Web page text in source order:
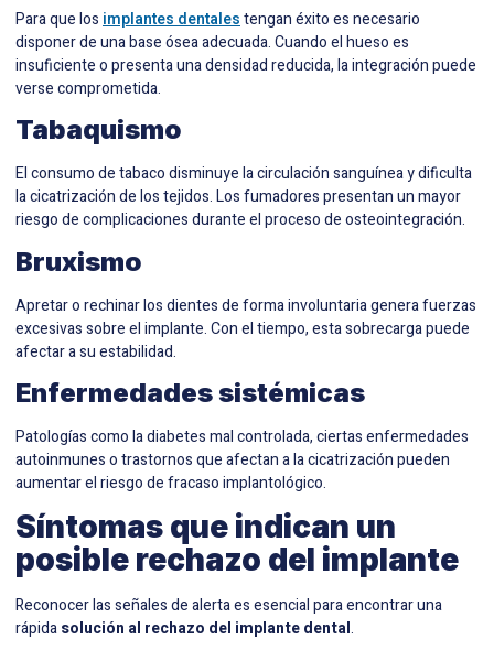
Para que los implantes dentalestengan éxito es necesario
disponer de una base ósea adecuada. Cuando el hueso es
insuficiente o presenta una densidad reducida, la integración puede
verse comprometida.
Tabaquismo
El consumo de tabaco disminuye la circulación sanguínea y dificulta
la cicatrización de los tejidos. Los fumadores presentan un mayor
riesgo de complicaciones durante el proceso de osteointegración.
Bruxismo
Apretar o rechinar los dientes de forma involuntaria genera fuerzas
excesivas sobre el implante. Con el tiempo, esta sobrecarga puede
afectar a su estabilidad.
Enfermedades sistémicas
Patologías como la diabetes mal controlada, ciertas enfermedades
autoinmunes o trastornos que afectan a la cicatrización pueden
aumentar el riesgo de fracaso implantológico.
Síntomas que indican un
posible rechazo del implante
Reconocer las señales de alerta es esencial para encontrar una
rápidasolución al rechazo del implante dental.